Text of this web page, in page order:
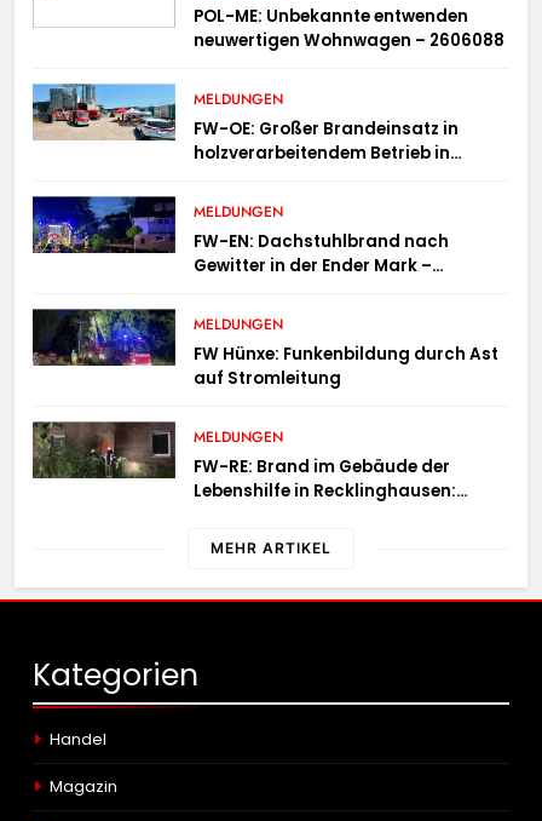
POL-ME: Unbekannte entwenden
neuwertigen Wohnwagen – 2606088
MELDUNGEN
FW-OE: Großer Brandeinsatz in
holzverarbeitendem Betrieb in
13 Stunden
MELDUNGEN
FW-EN: Dachstuhlbrand nach
Gewitter in der Ender Mark –
Brandausbreitung
MELDUNGEN
FW Hünxe: Funkenbildung durch Ast
auf Stromleitung
MELDUNGEN
FW-RE: Brand im Gebäude der
Lebenshilfe in Recklinghausen:
MEHR ARTIKEL
Kategorien
Handel
Magazin